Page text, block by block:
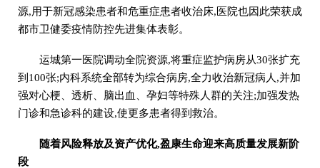
源,用于新冠感染患者和危重症患者收治床,医院也因此荣获成
都市卫健委疫情防控先进集体表彰。
运城第一医院调动全院资源,将重症监护病房从30张扩充
到100张;内科系统全部转为综合病房,全力收治新冠病人,并加
强对心梗、透析、脑出血、孕妇等特殊人群的关注;加强发热
门诊和急诊科的建设,使更多患者得到救治。
随着风险释放及资产优化,盈康生命迎来高质量发展新阶
段